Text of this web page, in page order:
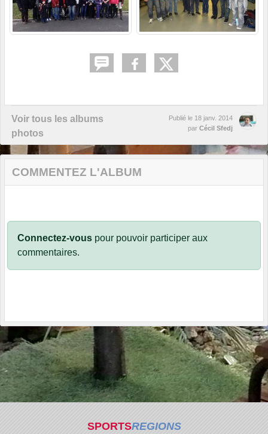
Voir tous les albums
photos
Publié le 18 janv. 2014
par Cécil Sfedj
COMMENTEZ L'ALBUM
Connectez-vous pour pouvoir participer aux
commentaires.
SPORTSREGIONS